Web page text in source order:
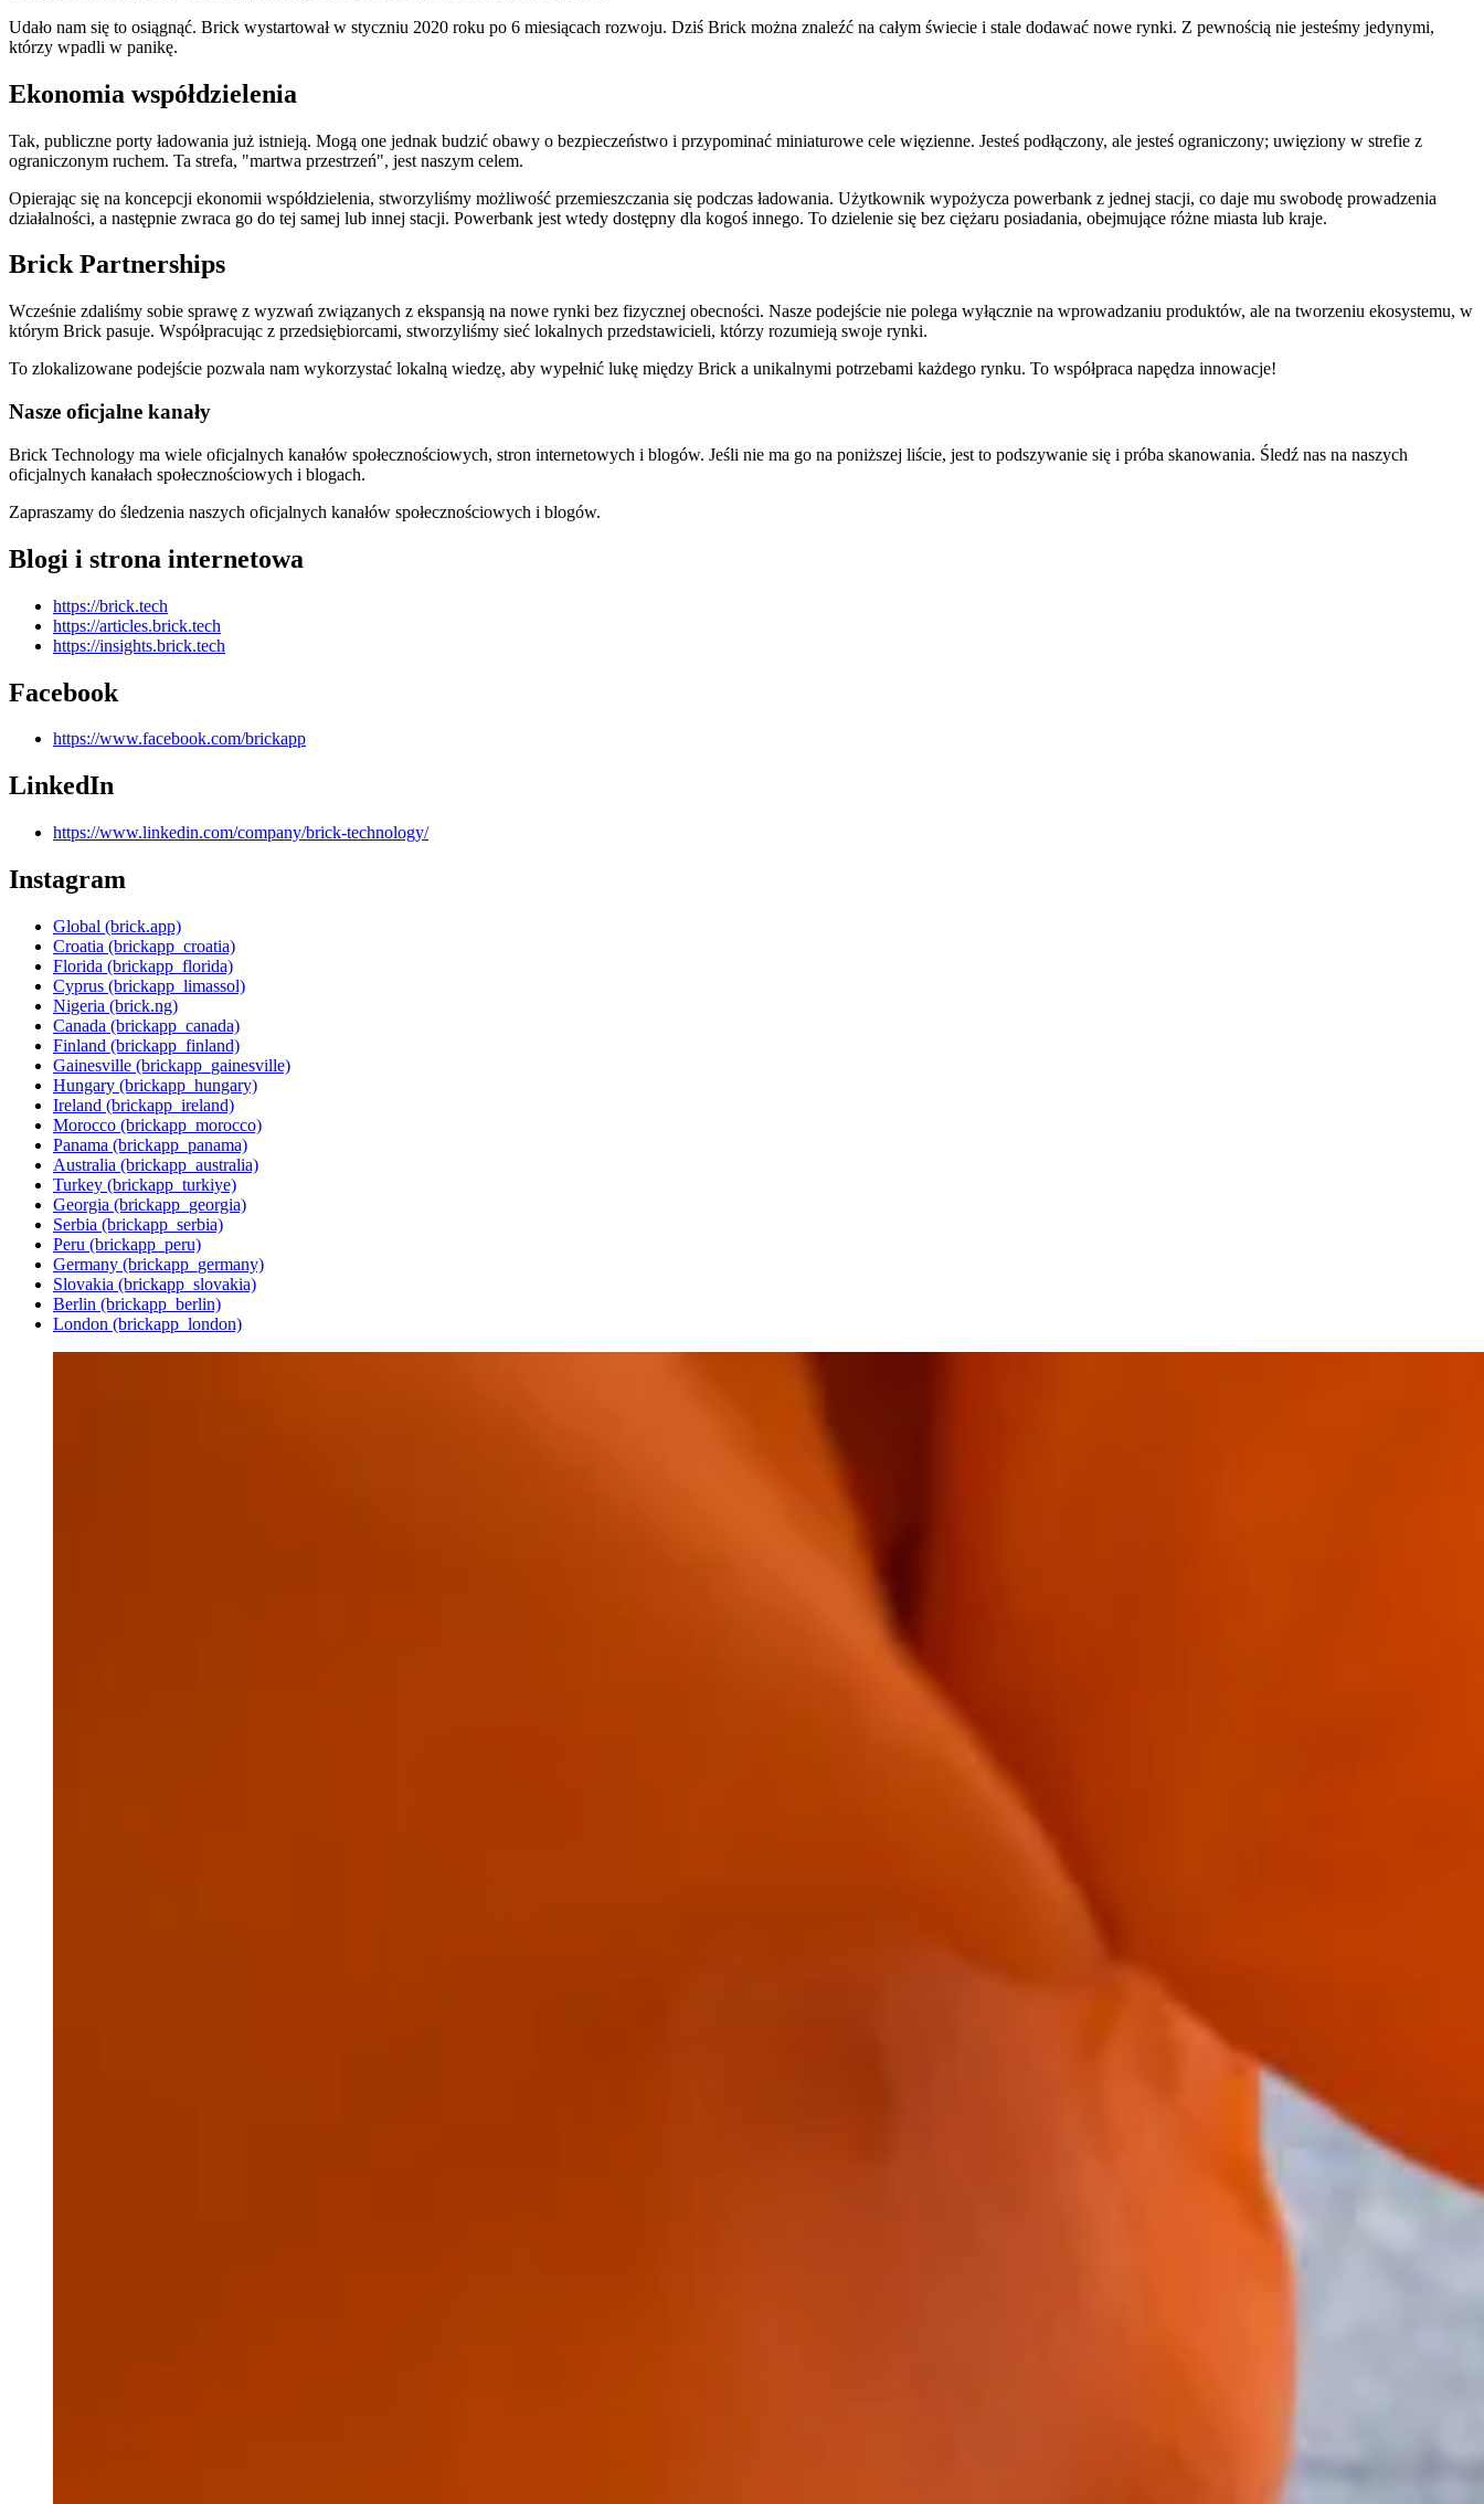
Udało nam się to osiągnąć. Brick wystartował w styczniu 2020 roku po 6 miesiącach rozwoju. Dziś Brick można znaleźć na całym świecie i stale dodawać nowe rynki. Z pewnością nie jesteśmy jedynymi,
którzy wpadli w panikę.
Ekonomia współdzielenia
Tak, publiczne porty ładowania już istnieją. Mogą one jednak budzić obawy o bezpieczeństwo i przypominać miniaturowe cele więzienne. Jesteś podłączony, ale jesteś ograniczony; uwięziony w strefie z
ograniczonym ruchem. Ta strefa, "martwa przestrzeń", jest naszym celem.
Opierając się na koncepcji ekonomii współdzielenia, stworzyliśmy możliwość przemieszczania się podczas ładowania. Użytkownik wypożycza powerbank z jednej stacji, co daje mu swobodę prowadzenia
działalności, a następnie zwraca go do tej samej lub innej stacji. Powerbank jest wtedy dostępny dla kogoś innego. To dzielenie się bez ciężaru posiadania, obejmujące różne miasta lub kraje.
Brick Partnerships
Wcześnie zdaliśmy sobie sprawę z wyzwań związanych z ekspansją na nowe rynki bez fizycznej obecności. Nasze podejście nie polega wyłącznie na wprowadzaniu produktów, ale na tworzeniu ekosystemu, w
którym Brick pasuje. Współpracując z przedsiębiorcami, stworzyliśmy sieć lokalnych przedstawicieli, którzy rozumieją swoje rynki.
To zlokalizowane podejście pozwala nam wykorzystać lokalną wiedzę, aby wypełnić lukę między Brick a unikalnymi potrzebami każdego rynku. To współpraca napędza innowacje!
Nasze oficjalne kanały
Brick Technology ma wiele oficjalnych kanałów społecznościowych, stron internetowych i blogów. Jeśli nie ma go na poniższej liście, jest to podszywanie się i próba skanowania. Śledź nas na naszych
oficjalnych kanałach społecznościowych i blogach.
Zapraszamy do śledzenia naszych oficjalnych kanałów społecznościowych i blogów.
Blogi i strona internetowa
https://brick.tech
https://articles.brick.tech
https://insights.brick.tech
Facebook
https://www.facebook.com/brickapp
LinkedIn
https://www.linkedin.com/company/brick-technology/
Instagram
Global (brick.app)
Croatia (brickapp_croatia)
Florida (brickapp_florida)
Cyprus (brickapp_limassol)
Nigeria (brick.ng)
Canada (brickapp_canada)
Finland (brickapp_finland)
Gainesville (brickapp_gainesville)
Hungary (brickapp_hungary)
Ireland (brickapp_ireland)
Morocco (brickapp_morocco)
Panama (brickapp_panama)
Australia (brickapp_australia)
Turkey (brickapp_turkiye)
Georgia (brickapp_georgia)
Serbia (brickapp_serbia)
Peru (brickapp_peru)
Germany (brickapp_germany)
Slovakia (brickapp_slovakia)
Berlin (brickapp_berlin)
London (brickapp_london)